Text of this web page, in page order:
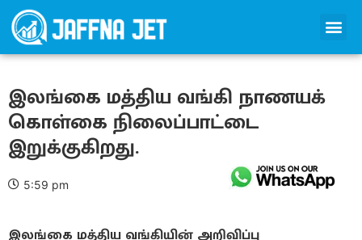
இலங்கை மத்திய வங்கி நாணயக்
கொள்கை நிலைப்பாட்டை
இறுக்குகிறது.
5:59 pm
இலங்கை மத்திய வங்கியின் அறிவிப்பு